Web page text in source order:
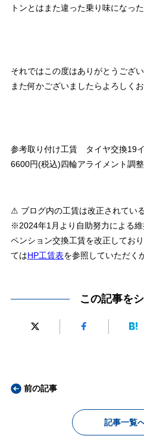
トンとはまた違った乗り味になった
それではこの度はありがとうござい
また何かございましたらよろしく
参考取り付け工賃 タイヤ交換19
6600円(税込)四輪アライメント調
⚠ ブログ内の工賃は改正されてい
※2024年1月より自助努力による
ペンション交換工賃を改正してお
てはHP工賃表を参照していただく
この記事を
前の記事
記事一覧